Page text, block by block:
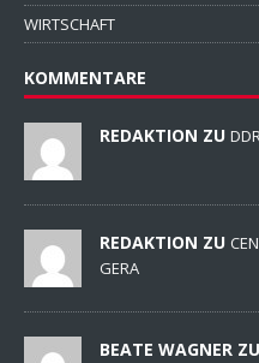
WIRTSCHAFT
KOMMENTARE
REDAKTION ZU
REDAKTION ZU
GERA
BEATE WAGNER ZU